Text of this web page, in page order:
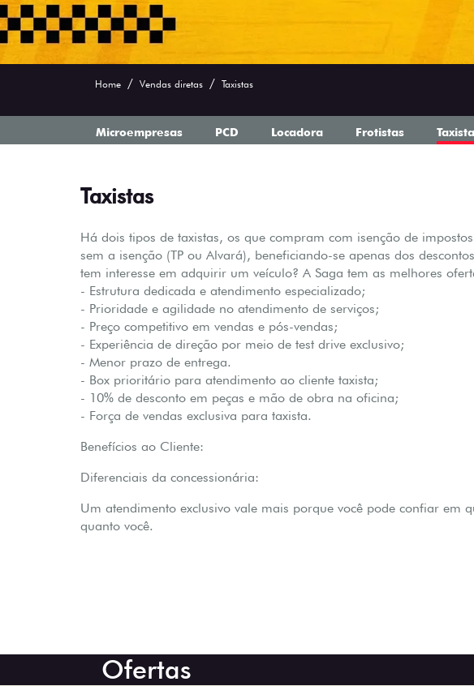
Home Vendas diretas Taxistas
Microempresas PCD Locadora Frotistas
Taxistas
Há dois tipos de taxistas, os que compram com isenção de
sem a isenção (TP ou Alvará), beneficiando-se apenas dos
tem interesse em adquirir um veículo? A Saga tem as melhores
- Estrutura dedicada e atendimento especializado;
- Prioridade e agilidade no atendimento de serviços;
- Preço competitivo em vendas e pós-vendas;
- Experiência de direção por meio de test drive exclusivo;
- Menor prazo de entrega.
- Box prioritário para atendimento ao cliente taxista;
- 10% de desconto em peças e mão de obra na oficina;
- Força de vendas exclusiva para taxista.
Benefícios ao Cliente:
Diferenciais da concessionária:
Um atendimento exclusivo vale mais porque você pode confiar em
quanto você.
Ofertas